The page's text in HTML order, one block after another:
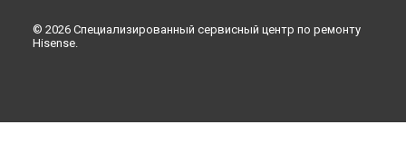
© 2026 Специализированный сервисный центр по ремонту
Hisense.